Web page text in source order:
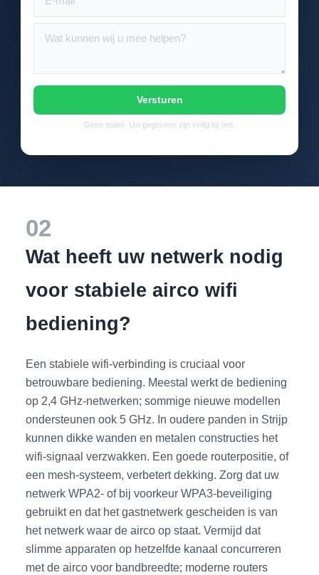
Versturen
Geen spam. Uw gegevens zijn veilig bij ons.
02
Wat heeft uw netwerk nodig
voor stabiele airco wifi
bediening?
Een stabiele wifi-verbinding is cruciaal voor
betrouwbare bediening. Meestal werkt de bediening
op 2,4 GHz-netwerken; sommige nieuwe modellen
ondersteunen ook 5 GHz. In oudere panden in Strijp
kunnen dikke wanden en metalen constructies het
wifi-signaal verzwakken. Een goede routerpositie, of
een mesh-systeem, verbetert dekking. Zorg dat uw
netwerk WPA2- of bij voorkeur WPA3-beveiliging
gebruikt en dat het gastnetwerk gescheiden is van
het netwerk waar de airco op staat. Vermijd dat
slimme apparaten op hetzelfde kanaal concurreren
met de airco voor bandbreedte; moderne routers